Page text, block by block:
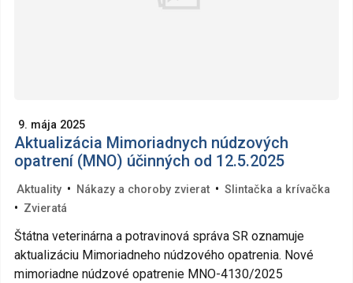
9. mája 2025
Aktualizácia Mimoriadnych núdzových
opatrení (MNO) účinných od 12.5.2025
Aktuality • Nákazy a choroby zvierat • Slintačka a krívačka
• Zvieratá
Štátna veterinárna a potravinová správa SR oznamuje
aktualizáciu Mimoriadneho núdzového opatrenia. Nové
mimoriadne núdzové opatrenie MNO-4130/2025